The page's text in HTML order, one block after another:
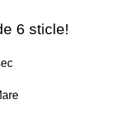
6 sticle!